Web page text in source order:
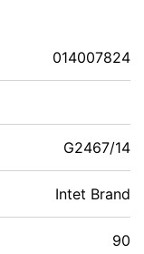
014007824
G2467/14
Intet Brand
90